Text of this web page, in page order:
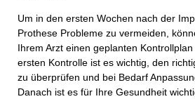
Um in den ersten Wochen nach der
Prothese Probleme zu vermeiden,
Ihrem Arzt einen geplanten
ersten Kontrolle ist es wichtig, den
zu überprüfen und bei Bedarf
Danach ist es für Ihre Gesundheit